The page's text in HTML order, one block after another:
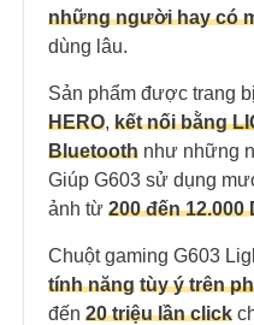
những người hay có
dùng lâu.
Sản phẩm được trang bị
HERO, kết nối bằng
Bluetooth như những
Giúp G603 sử dụng
ảnh từ 200 đến 12.000
Chuột gaming G603
tính năng tùy ý trênph
đến 20 triệu lần click